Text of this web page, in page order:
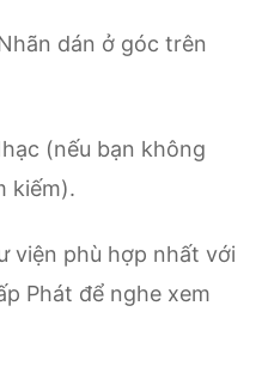
dán ở góc trên
(nếu bạn không
kiếm).
viện phù hợp nhất với
Phát để nghe xem